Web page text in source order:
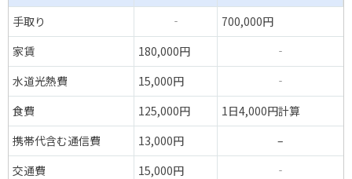
手取り
‐
700,000円
家賃
180,000円
‐
水道光熱費
15,000円
‐
食費
125,000円
1日4,000円計算
携帯代含む通信費
13,000円
–
交通費
15,000円
‐